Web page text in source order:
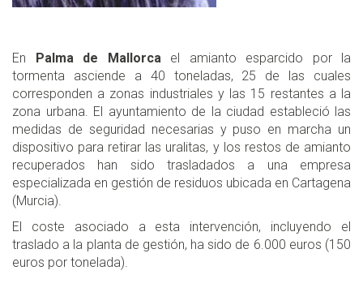
En Palma de Mallorcael amianto esparcido por la
tormenta asciende a 40 toneladas, 25 de las cuales
corresponden a zonas industriales y las 15 restantes a la
zona urbana. El ayuntamiento de la ciudad estableció las
medidas de seguridad necesarias y puso en marcha un
dispositivo para retirar las uralitas, y los restos de amianto
recuperados han sido trasladados a una empresa
especializada en gestión de residuos ubicada en Cartagena
(Murcia).
El coste asociado a esta intervención, incluyendo el
traslado a la planta de gestión, ha sido de 6.000 euros (150
euros por tonelada).